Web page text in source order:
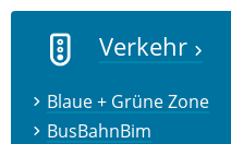
Verkehr
Blaue + Grüne Zone
BusBahnBim